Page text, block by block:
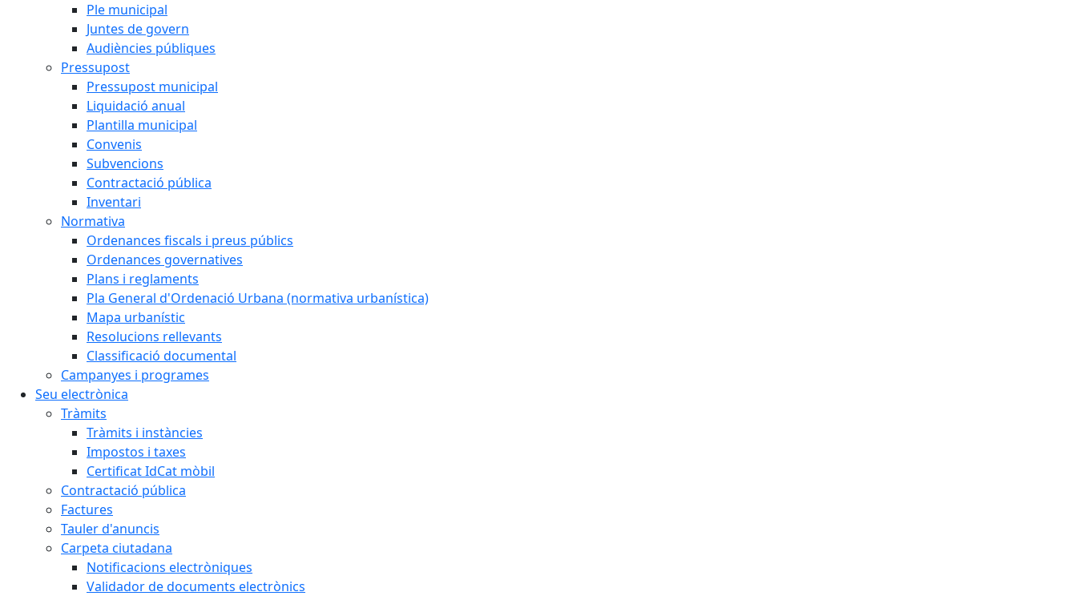
Ple municipal
Juntes de govern
Audiències públiques
Pressupost
Pressupost municipal
Liquidació anual
Plantilla municipal
Convenis
Subvencions
Contractació pública
Inventari
Normativa
Ordenances fiscals i preus públics
Ordenances governatives
Plans i reglaments
Pla General d'Ordenació Urbana (normativa urbanística)
Mapa urbanístic
Resolucions rellevants
Classificació documental
Campanyes i programes
Seu electrònica
Tràmits
Tràmits i instàncies
Impostos i taxes
Certificat IdCat mòbil
Contractació pública
Factures
Tauler d'anuncis
Carpeta ciutadana
Notificacions electròniques
Validador de documents electrònics